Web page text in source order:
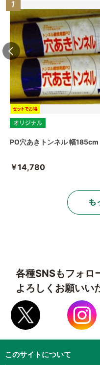
PO穴あきトンネル 幅185cm
￥14,780
各種SNSもフォロ
よろしくお願いい
このサイトについて